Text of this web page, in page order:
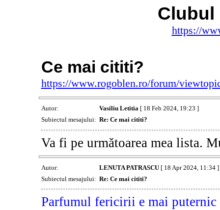
Clubul
https://
Ce mai cititi?
https://www.rogoblen.ro/forum/
Autor: Vasiliu Letitia[ 18 Feb 2024, 19:23 ]
Subiectul mesajului: Re: Ce mai cititi?
Va fi pe următoarea mea lista.
Autor: LENUTA PATRASCU[ 18 Apr 2024, 11:34 ]
Subiectul mesajului: Re: Ce mai cititi?
Parfumul fericirii e mai puternic